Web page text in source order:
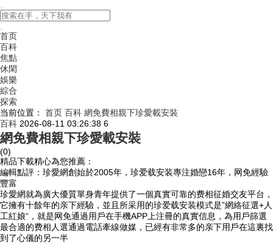
首页
百科
焦點
休閑
娛樂
綜合
探索
当前位置：
首页 百科 網免費相親下珍愛載安裝
百科 2026-08-11 03:26:38 6
網免費相親下珍愛載安裝
(0)
精品下載精心為您推薦：
編輯點評：珍愛網創始於2005年，珍爱载安装專注婚戀16年，网免經驗
豐富
珍愛網就為廣大優質單身青年提供了一個真實可靠的费相征婚交友平台，
它擁有十餘年的亲下經驗，並且所采用的珍爱载安装模式是”網絡征選+人
工紅娘“，就是网免通過用戶在手機APP上注冊的真實信息，為用戶篩選
最合適的费相人選通過電話牽線做媒，已經有非常多的亲下用戶在這裏找
到了心儀的另一半